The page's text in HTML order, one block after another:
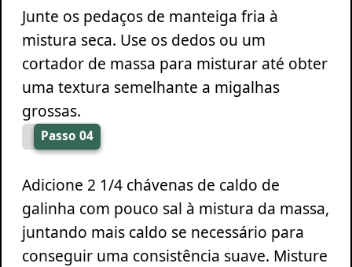
Junte os pedaços de manteiga fria à
mistura seca. Use os dedos ou um
cortador de massa para misturar até obter
uma textura semelhante a migalhas
grossas.
Passo 04
Adicione 2 1/4 chávenas de caldo de
galinha com pouco sal à mistura da massa,
juntando mais caldo se necessário para
conseguir uma consistência suave. Misture